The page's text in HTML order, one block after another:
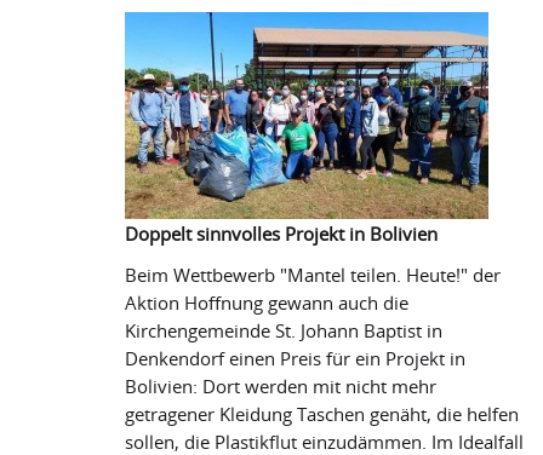
Doppelt sinnvolles Projekt in Bolivien
Beim Wettbewerb "Mantel teilen. Heute!" der
Aktion Hoffnung gewann auch die
Kirchengemeinde St. Johann Baptist in
Denkendorf einen Preis für ein Projekt in
Bolivien: Dort werden mit nicht mehr
getragener Kleidung Taschen genäht, die helfen
sollen, die Plastikflut einzudämmen. Im Idealfall